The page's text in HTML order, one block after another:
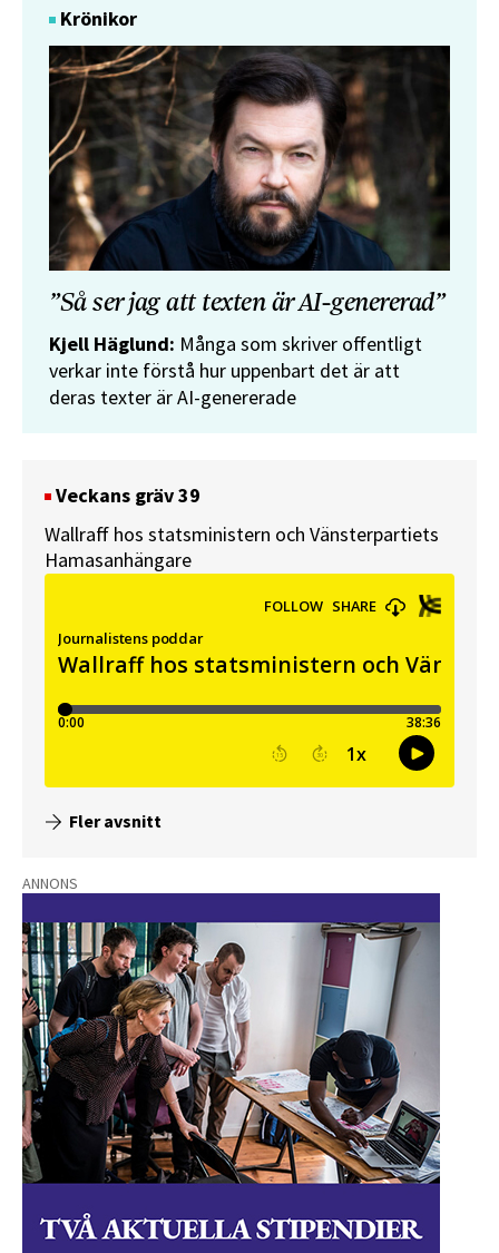
Krönikor
”Så ser jag att texten är AI-genererad”
Kjell Häglund: Många som skriver offentligt
verkar inte förstå hur uppenbart det är att
deras texter är AI-genererade
Veckans gräv 39
Wallraff hos statsministern och Vänsterpartiets
Hamasanhängare
Fler avsnitt
ANNONS